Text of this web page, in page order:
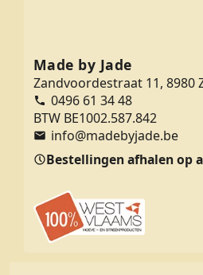
Made by Jade
Zandvoordestraat 11, 8980
0496 61 34 48
BTW BE1002.587.842
info@madebyjade.be
Bestellingen afhalen op